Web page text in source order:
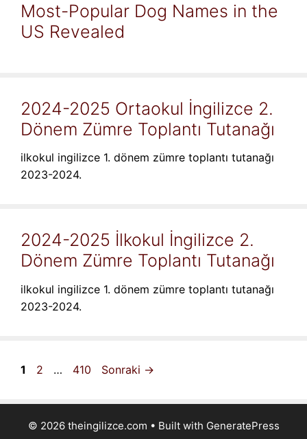
Most-Popular Dog Names in the
US Revealed
2024-2025 Ortaokul İngilizce 2.
Dönem Zümre Toplantı Tutanağı
ilkokul ingilizce 1. dönem zümre toplantı tutanağı
2023-2024.
2024-2025 İlkokul İngilizce 2.
Dönem Zümre Toplantı Tutanağı
ilkokul ingilizce 1. dönem zümre toplantı tutanağı
2023-2024.
Sayfa
1 Sayfa
2 … Sayfa
410 Sonraki →
© 2026 theingilizce.com • Built with GeneratePress